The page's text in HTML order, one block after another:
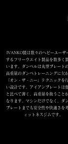
IVANKO製は数々のヘビーユーザ
する フリーウエイト製品を数多く
います。
ダンベルは丸型プレートの
高重量のダンベトレーニングに欠
「オン・ザ・ニー」
テクニックを
い設計です。
アイアンプレートは
と比べて薄く、高重量を扱うこと
なります。​ マシンだけでなく、ダン
プレートまでも安全性や快適さを
ィットネスジムです。